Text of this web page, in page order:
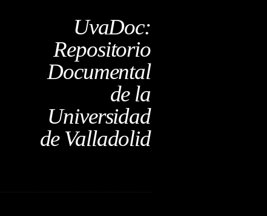
UvaDoc:
Repositorio
Documental
de la
Universidad
de Valladolid